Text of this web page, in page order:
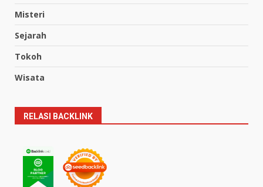
Misteri
Sejarah
Tokoh
Wisata
RELASI BACKLINK